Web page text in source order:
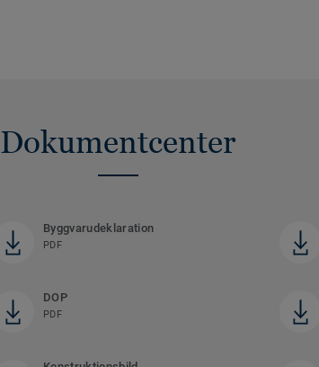
Dokumentcenter
Byggvarudeklaration
PDF
DOP
PDF